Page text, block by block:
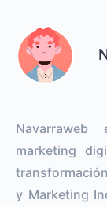
marketing
y Marketing